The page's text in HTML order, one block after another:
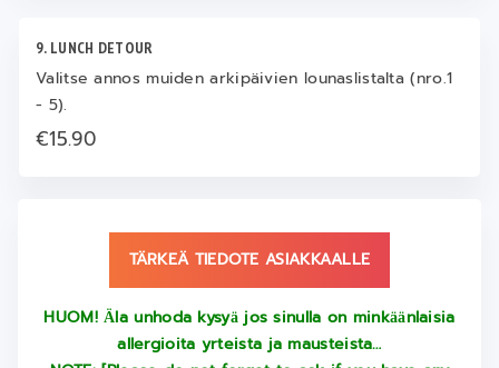
9. LUNCH DETOUR
Valitse annos muiden arkipäivien lounaslistalta (nro.1
- 5).
€15.90
TÄRKEÄ TIEDOTE ASIAKKAALLE
HUOM! Ӓla unhoda kysyӓ jos sinulla on minkӓӓnlaisia
allergioita yrteista ja mausteista…